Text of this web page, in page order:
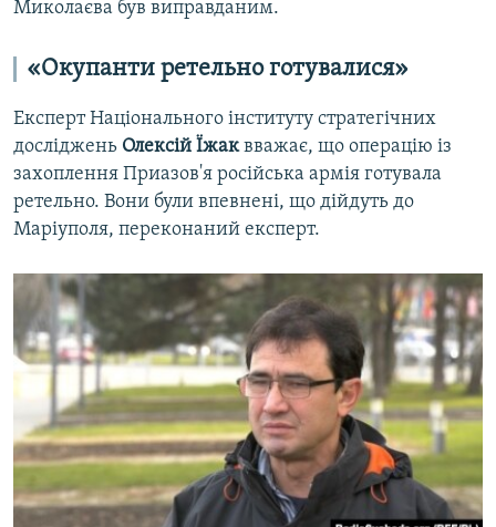
Миколаєва був виправданим.
«Окупанти ретельно готувалися»
Експерт Національного інституту стратегічних
досліджень Олексій Їжаквважає, що операцію із
захоплення Приазов'я російська армія готувала
ретельно. Вони були впевнені, що дійдуть до
Маріуполя, переконаний експерт.